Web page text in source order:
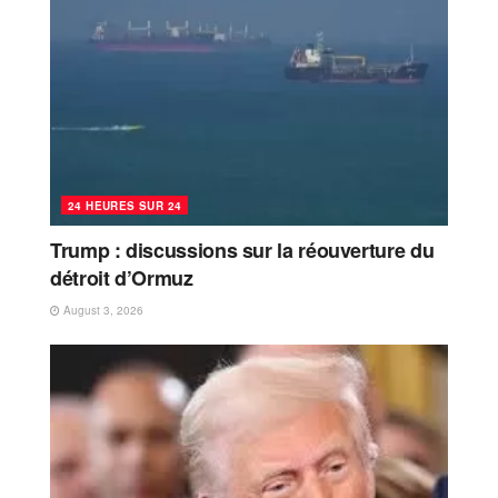
24 HEURES SUR 24
Trump : discussions sur la réouverture du
détroit d’Ormuz
August 3, 2026